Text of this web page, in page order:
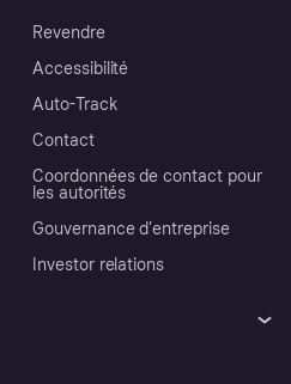
Revendre
Accessibilité
Auto-Track
Contact
Coordonnées de contact pour
les autorités
Gouvernance d’entreprise
Investor relations